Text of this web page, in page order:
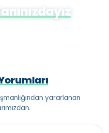
yararlanan